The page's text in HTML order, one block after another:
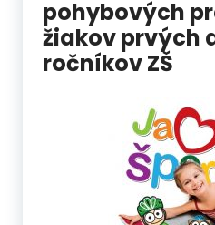
pohybových
žiakov prvých
ročníkov ZŠ